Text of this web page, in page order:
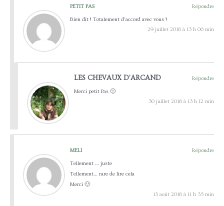
PETIT PAS
Répondre
Bien dit ! Totalement d’accord avec vous !
29 juillet 2016 à 13 h 06 min
LES CHEVAUX D'ARCAND
Répondre
Merci petit Pas 🙂
30 juillet 2016 à 13 h 12 min
MELI
Répondre
Tellement … juste
Tellement… rare de lire cela
Merci 🙂
13 août 2016 à 11 h 35 min